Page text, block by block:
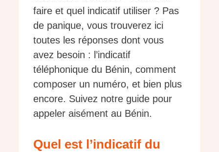
faire et quel indicatif utiliser ? Pas
de panique, vous trouverez ici
toutes les réponses dont vous
avez besoin : l’indicatif
téléphonique du Bénin, comment
composer un numéro, et bien plus
encore. Suivez notre guide pour
appeler aisément au Bénin.
Quel est l’indicatif du